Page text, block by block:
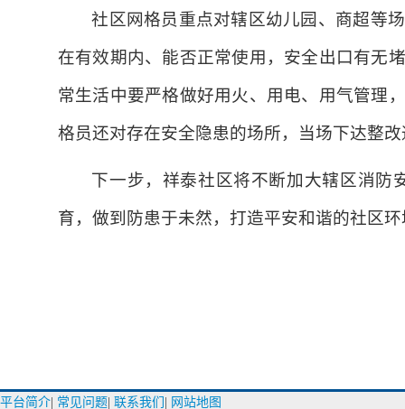
社区网格员重点对辖区幼儿园、商超等
在有效期内、能否正常使用，安全出口有无
常生活中要严格做好用火、用电、用气管理
格员还对存在安全隐患的场所，当场下达整
下一步，祥泰社区将不断加大辖区消防
育，做到防患于未然，打造平安和谐的社区
平台简介 常见问题 联系我们
网站地图